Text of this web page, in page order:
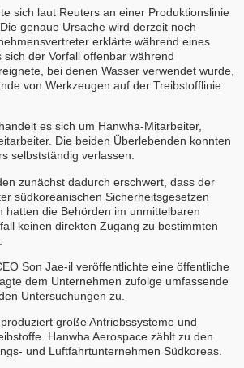
sich laut Reuters an einer Produktionslinie
genaue Ursache wird derzeit noch
erklärte während eines
sich der Vorfall offenbar während
bei denen Wasser verwendet wurde,
von Werkzeugen auf der Treibstofflinie
es sich um Hanwha-Mitarbeiter,
Die beiden Überlebenden konnten
selbstständig verlassen.
zunächst dadurch erschwert, dass der
südkoreanischen Sicherheitsgesetzen
hatten die Behörden im unmittelbaren
keinen direkten Zugang zu bestimmten
Son Jae-il veröffentlichte eine öffentliche
dem Unternehmen zufolge umfassende
Untersuchungen zu.
große Antriebssysteme und
Hanwha Aerospace zählt zu den
und Luftfahrtunternehmen Südkoreas.